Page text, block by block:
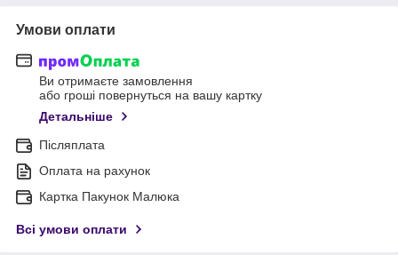
Умови оплати
Ви отримаєте замовлення
або гроші повернуться на вашу картку
Детальніше
Післяплата
Оплата на рахунок
Картка Пакунок Малюка
Всі умови оплати